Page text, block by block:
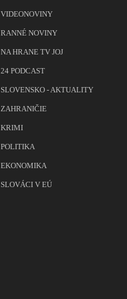
VIDEONOVINY
RANNÉ NOVINY
NA HRANE TV JOJ
24 PODCAST
SLOVENSKO - AKTUALITY
ZAHRANIČIE
KRIMI
POLITIKA
EKONOMIKA
SLOVÁCI V EÚ